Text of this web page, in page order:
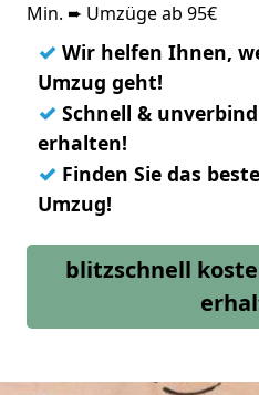
Min. ➨ Umzüge ab 95€
✓ Wir helfen Ihnen,
Umzug geht!
✓ Schnell &
erhalten!
✓ Finden Sie das
Umzug!
blitzschnell